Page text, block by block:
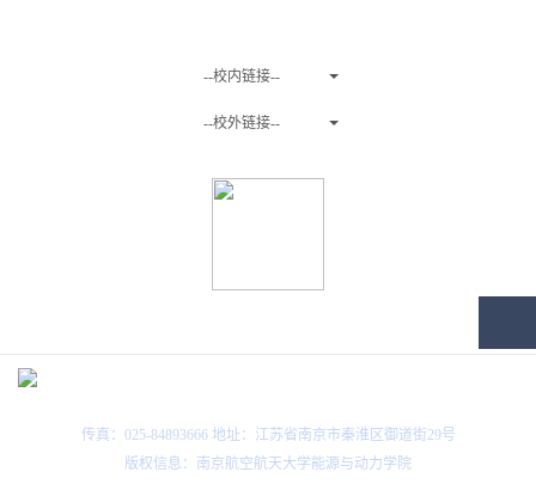
--校内链接--
--校外链接--
传真：025-84893666 地址：江苏省南京市秦淮区御道街29号
版权信息：南京航空航天大学能源与动力学院